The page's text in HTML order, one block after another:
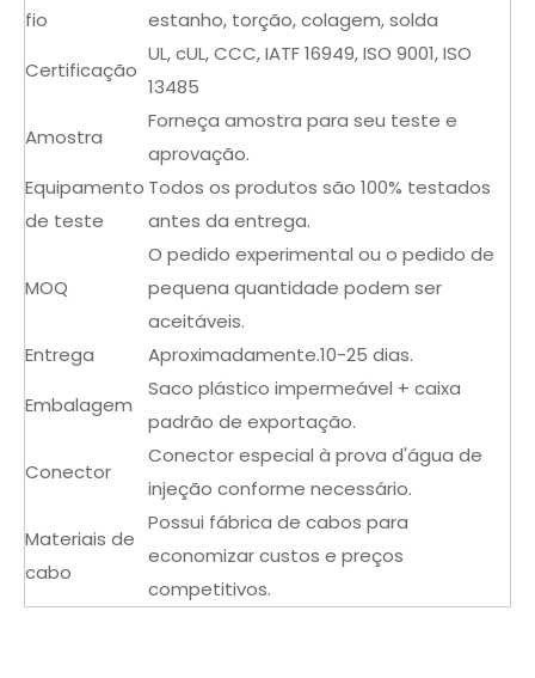
fio
estanho, torção, colagem, solda
Certificação
UL, cUL, CCC, IATF 16949, ISO 9001, ISO
13485
Amostra
Forneça amostra para seu teste e
aprovação.
Equipamento
de teste
Todos os produtos são 100% testados
antes da entrega.
MOQ
O pedido experimental ou o pedido de
pequena quantidade podem ser
aceitáveis.
Entrega
Aproximadamente.10-25 dias.
Embalagem
Saco plástico impermeável + caixa
padrão de exportação.
Conector
Conector especial à prova d'água de
injeção conforme necessário.
Materiais de
cabo
Possui fábrica de cabos para
economizar custos e preços
competitivos.